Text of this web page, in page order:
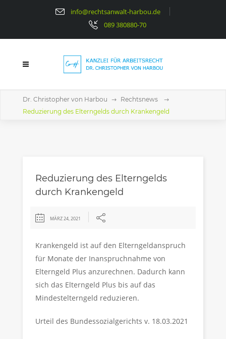
info@rechtsanwalt-harbou.de
089 380880-70
Dr. Christopher von Harbou
Rechtsnews
Reduzierung des Elterngelds durch Krankengeld
Reduzierung des Elterngelds
durch Krankengeld
MÄRZ 24, 2021
Krankengeld ist auf den Elterngeldanspruch
für Monate der Inanspruchnahme von
Elterngeld Plus anzurechnen. Dadurch kann
sich das Elterngeld Plus bis auf das
Mindestelterngeld reduzieren.
Urteil des Bundessozialgerichts v. 18.03.2021